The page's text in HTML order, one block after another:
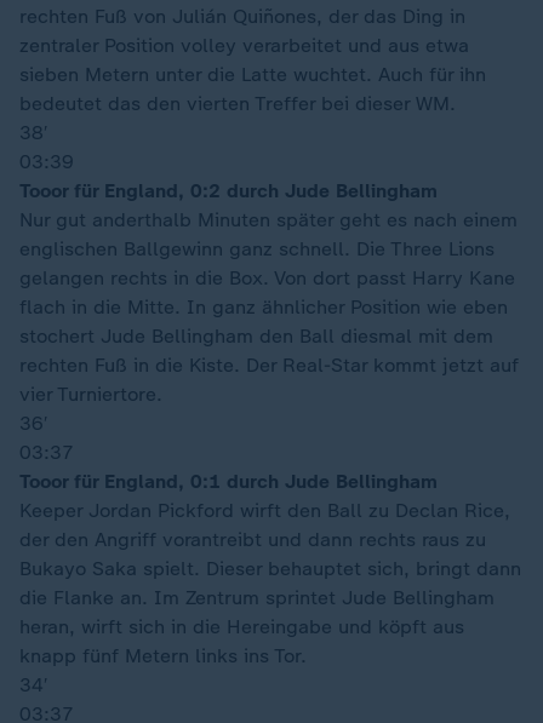
rechten Fuß von Julián Quiñones, der das Ding in
zentraler Position volley verarbeitet und aus etwa
sieben Metern unter die Latte wuchtet. Auch für ihn
bedeutet das den vierten Treffer bei dieser WM.
38′
03:39
Tooor für England, 0:2 durch Jude Bellingham
Nur gut anderthalb Minuten später geht es nach einem
englischen Ballgewinn ganz schnell. Die Three Lions
gelangen rechts in die Box. Von dort passt Harry Kane
flach in die Mitte. In ganz ähnlicher Position wie eben
stochert Jude Bellingham den Ball diesmal mit dem
rechten Fuß in die Kiste. Der Real-Star kommt jetzt auf
vier Turniertore.
36′
03:37
Tooor für England, 0:1 durch Jude Bellingham
Keeper Jordan Pickford wirft den Ball zu Declan Rice,
der den Angriff vorantreibt und dann rechts raus zu
Bukayo Saka spielt. Dieser behauptet sich, bringt dann
die Flanke an. Im Zentrum sprintet Jude Bellingham
heran, wirft sich in die Hereingabe und köpft aus
knapp fünf Metern links ins Tor.
34′
03:37